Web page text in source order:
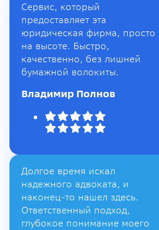
Сервис, который
предоставляет эта
юридическая фирма, просто
на высоте. Быстро,
качественно, без лишней
бумажной волокиты.
Владимир Полнов
Долгое время искал
надежного адвоката, и
наконец-то нашел здесь.
Ответственный подход,
глубокое понимание моего